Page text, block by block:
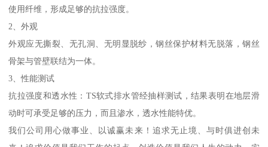
使用纤维，形成足够的抗拉强度。
2、外观
外观应无撕裂、无孔洞、无明显脱纱，钢丝保护材料无脱落，钢丝
骨架与管壁联结为一体。
3、性能测试
抗拉强度和透水性：TS软式排水管经抽样测试，结果表明在地层滑
动时可承受足够的压力，而且渗水，透水性能特优。
我们公司用心做事业、以诚赢未来！追求无止境、与时俱进创未